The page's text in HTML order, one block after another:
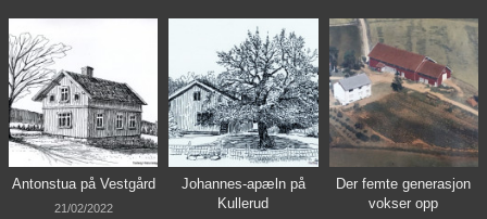
Antonstua på Vestgård
21/02/2022
Johannes-apæln på
Kullerud
Der femte generasjon
vokser opp